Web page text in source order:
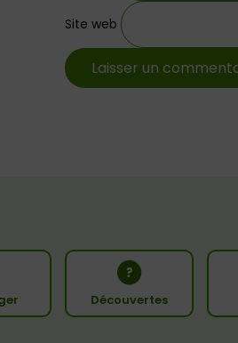
Site web
Découvertes